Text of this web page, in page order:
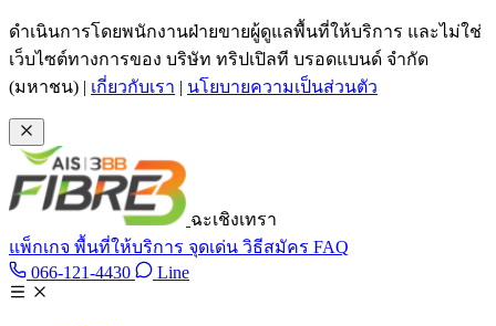
ข้ามไปเนื้อหาหลัก
ดำเนินการโดยพนักงานฝ่ายขายผู้ดูแลพื้นที่ให้บริการ และไม่ใช่
เว็บไซต์ทางการของ บริษัท ทริปเปิลที บรอดแบนด์ จำกัด
(มหาชน) | เกี่ยวกับเรา | นโยบายความเป็นส่วนตัว
ฉะเชิงเทรา
แพ็กเกจ พื้นที่ให้บริการ จุดเด่น วิธีสมัคร FAQ
066-121-4430 โทร 066-121-4430
LineLine @tan3bb